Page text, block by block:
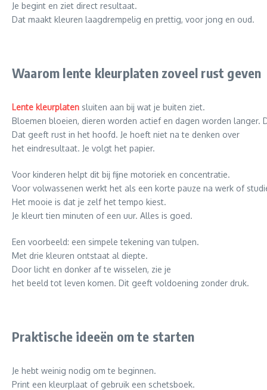
Je begint en ziet direct resultaat.
Dat maakt kleuren laagdrempelig en prettig, voor jong en oud.
Waarom lente kleurplaten zoveel rust geven
Lente kleurplaten sluiten aan bij wat je buiten ziet.
Bloemen bloeien, dieren worden actief en dagen worden
Dat geeft rust in het hoofd. Je hoeft niet na te denken over
het eindresultaat. Je volgt het papier.
Voor kinderen helpt dit bij fijne motoriek en concentratie.
Voor volwassenen werkt het als een korte pauze na werk of
Het mooie is dat je zelf het tempo kiest.
Je kleurt tien minuten of een uur. Alles is goed.
Een voorbeeld: een simpele tekening van tulpen.
Met drie kleuren ontstaat al diepte.
Door licht en donker af te wisselen, zie je
het beeld tot leven komen. Dit geeft voldoening zonder druk.
Praktische ideeën om te starten
Je hebt weinig nodig om te beginnen.
Print een kleurplaat of gebruik een schetsboek.